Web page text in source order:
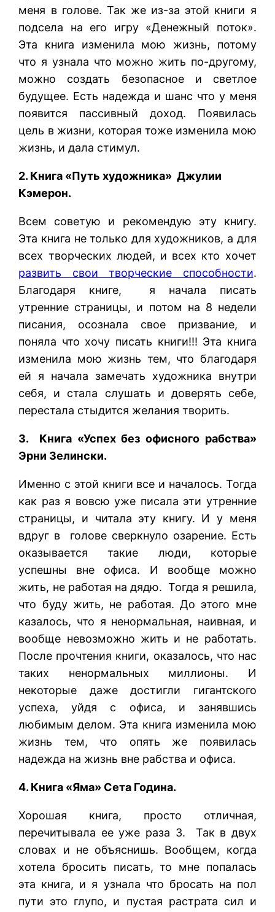
меня в голове. Так же из-за этой книги я
подсела на его игру «Денежный поток».
Эта книга изменила мою жизнь, потому
что я узнала что можно жить по-другому,
можно создать безопасное и светлое
будущее. Есть надежда и шанс что у меня
появится пассивный доход. Появилась
цель в жизни, которая тоже изменила мою
жизнь, и дала стимул.
2. Книга «Путь художника» Джулии
Кэмерон.
Всем советую и рекомендую эту книгу.
Эта книга не только для художников, а для
всех творческих людей, и всех кто хочет
развить свои творческие способности.
Благодаря книге, я начала писать
утренние страницы, и потом на 8 недели
писания, осознала свое призвание, и
поняла что хочу писать книги!!! Эта книга
изменила мою жизнь тем, что благодаря
ей я начала замечать художника внутри
себя, и стала слушать и доверять себе,
перестала стыдится желания творить.
3. Книга «Успех без офисного рабства»
Эрни Зелински.
Именно с этой книги все и началось. Тогда
как раз я вовсю уже писала эти утренние
страницы, и читала эту книгу. И у меня
вдруг в голове сверкнуло озарение. Есть
оказывается такие люди, которые
успешны вне офиса. И вообще можно
жить, не работая на дядю. Тогда я решила,
что буду жить, не работая. До этого мне
казалось, что я ненормальная, наивная, и
вообще невозможно жить и не работать.
После прочтения книги, оказалось, что нас
таких ненормальных миллионы. И
некоторые даже достигли гигантского
успеха, уйдя с офиса, и занявшись
любимым делом. Эта книга изменила мою
жизнь тем, что опять же появилась
надежда на жизнь вне рабства и офиса.
4. Книга «Яма» Сета Година.
Хорошая книга, просто отличная,
перечитывала ее уже раза 3. Так в двух
словах и не объяснишь. Вообщем, когда
хотела бросить писать, то мне попалась
эта книга, и я узнала что бросать на пол
пути это глупо, и пустая растрата сил и